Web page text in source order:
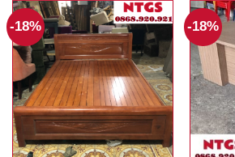
-18% -18%